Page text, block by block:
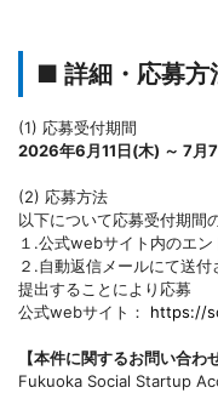
■ 詳細・応募方
(1) 応募受付期間
2026年6月11日(木) ～ 7月
(2) 応募方法
以下について応募受付期間
１.公式webサイト内のエン
２.自動返信メールにて送
提出することにより応募
公式webサイト：
https://
【本件に関するお問い合わ
Fukuoka Social Startup